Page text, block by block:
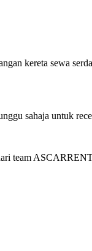
kereta sewa
sahaja untuk
team